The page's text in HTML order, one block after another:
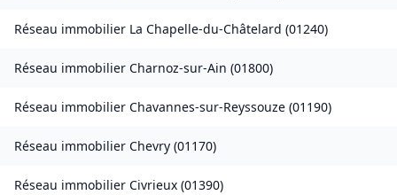
Réseau immobilier La Chapelle-du-Châtelard (01240)
Réseau immobilier Charnoz-sur-Ain (01800)
Réseau immobilier Chavannes-sur-Reyssouze (01190)
Réseau immobilier Chevry (01170)
Réseau immobilier Civrieux (01390)